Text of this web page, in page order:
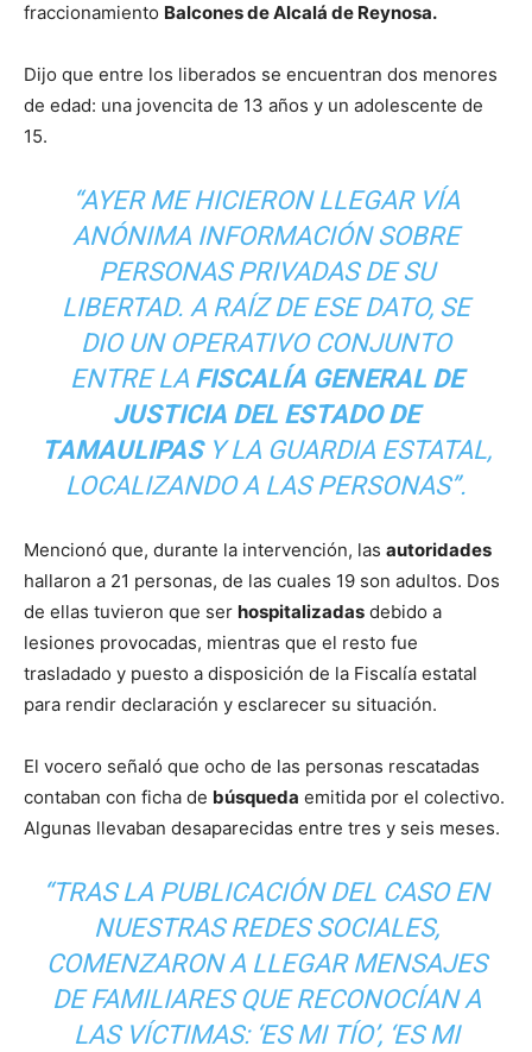
fraccionamiento Balcones de Alcalá de Reynosa.
Dijo que entre los liberados se encuentran dos menores
de edad: una jovencita de 13 años y un adolescente de
15.
“AYER ME HICIERON LLEGAR VÍA
ANÓNIMA INFORMACIÓN SOBRE
PERSONAS PRIVADAS DE SU
LIBERTAD. A RAÍZ DE ESE DATO, SE
DIO UN OPERATIVO CONJUNTO
ENTRE LAFISCALÍA GENERAL DE
JUSTICIA DEL ESTADO DE
TAMAULIPASY LA GUARDIA ESTATAL,
LOCALIZANDO A LAS PERSONAS”.
Mencionó que, durante la intervención, las autoridades
hallaron a 21 personas, de las cuales 19 son adultos. Dos
de ellas tuvieron que ser hospitalizadas debido a
lesiones provocadas, mientras que el resto fue
trasladado y puesto a disposición de la Fiscalía estatal
para rendir declaración y esclarecer su situación.
El vocero señaló que ocho de las personas rescatadas
contaban con ficha de búsqueda emitida por el colectivo.
Algunas llevaban desaparecidas entre tres y seis meses.
“TRAS LA PUBLICACIÓN DEL CASO EN
NUESTRAS REDES SOCIALES,
COMENZARON A LLEGAR MENSAJES
DE FAMILIARES QUE RECONOCÍAN A
LAS VÍCTIMAS: ‘ES MI TÍO’, ‘ES MI